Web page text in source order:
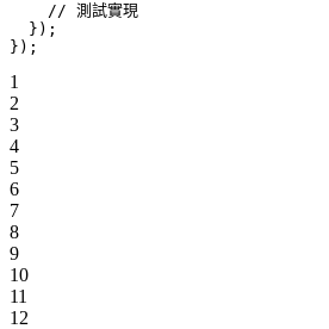
    // 測試實現
  });
});
1
2
3
4
5
6
7
8
9
10
11
12